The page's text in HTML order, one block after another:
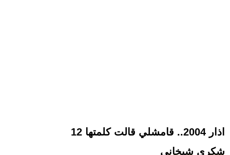
12 اذار 2004.. قامشلي قالت كلمتها
شكري شيخاني